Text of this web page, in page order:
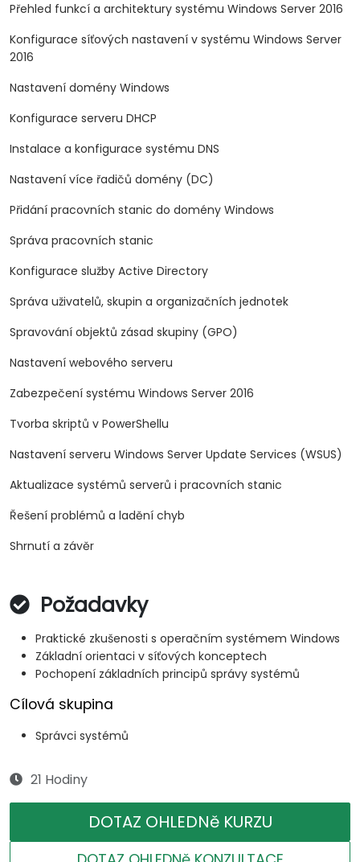
Přehled funkcí a architektury systému Windows Server 2016
Konfigurace síťových nastavení v systému Windows Server
2016
Nastavení domény Windows
Konfigurace serveru DHCP
Instalace a konfigurace systému DNS
Nastavení více řadičů domény (DC)
Přidání pracovních stanic do domény Windows
Správa pracovních stanic
Konfigurace služby Active Directory
Správa uživatelů, skupin a organizačních jednotek
Spravování objektů zásad skupiny (GPO)
Nastavení webového serveru
Zabezpečení systému Windows Server 2016
Tvorba skriptů v PowerShellu
Nastavení serveru Windows Server Update Services (WSUS)
Aktualizace systémů serverů i pracovních stanic
Řešení problémů a ladění chyb
Shrnutí a závěr
Požadavky
Praktické zkušenosti s operačním systémem Windows
Základní orientaci v síťových konceptech
Pochopení základních principů správy systémů
Cílová skupina
Správci systémů
21 Hodiny
DOTAZ OHLEDNě KURZU